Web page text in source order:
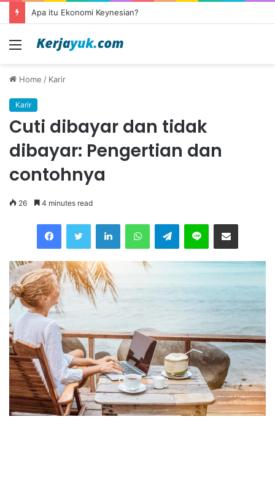
Apa itu Ekonomi Keynesian?
Menu
Home / Karir
Karir
Cuti dibayar dan tidak
dibayar: Pengertian dan
contohnya
26 4 minutes read
Telegram